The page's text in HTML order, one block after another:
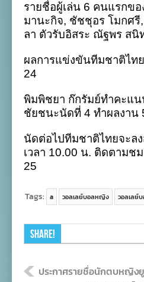
รายชื่อผู้เล่น 6 คนแรกข
มานะกิจ, ชัชชุอร โมกศรี
ลา ตัวรับอิสระ ณัฐพร สนิ
ผลการแข่งขันทีมชาติไท
24
พิมพิชยา ก๊กรัมย์ทำคะแ
ชัยชนะนัดที่ 4 ทำผลงาน
นัดต่อไปทีมชาติไทยจะล
เวลา 10.00 น. ติดตามช
25
Tags: a วอลเลย์บอลหญิง วอลเลย์
Share!
ประกาศรายชื่อนักตบหญิง